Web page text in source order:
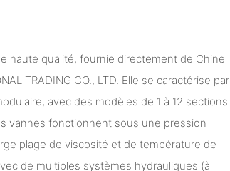
haute qualité, fournie directement de Chine
TRADING CO., LTD. Elle se caractérise par
avec des modèles de 1 à 12 sections
vannes fonctionnent sous une pression
plage de viscosité et de température de
de multiples systèmes hydrauliques (à